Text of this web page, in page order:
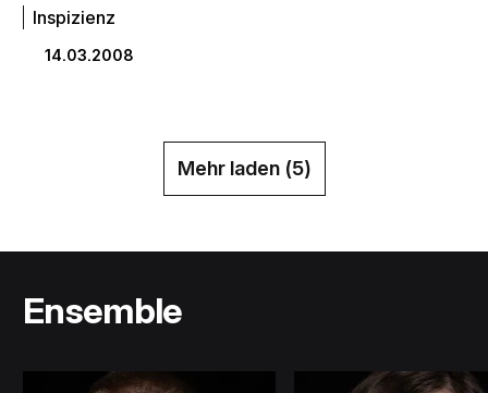
Inspizienz
14.03.2008
Mehr laden (5)
Ensemble